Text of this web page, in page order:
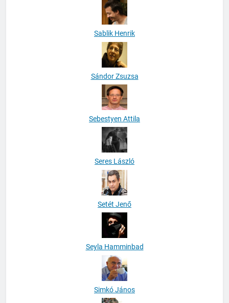
Sablik Henrik
Sándor Zsuzsa
Sebestyen Attila
Seres László
Setét Jenő
Seyla Hamminbad
Simkó János